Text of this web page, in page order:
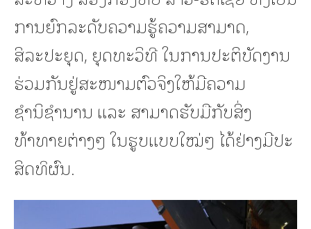
ການຍົກລະດັບຄວາມຮູ້ຄວາມສາມາດ,
ສິລະປະຍຸດ, ຍຸດທະວິທີ ໃນການປະຕິບັດງານ
ຮ່ວມກັນຢູ່ສະໜາມຕົວຈິງໃຫ້ມີຄວາມ
ຊຳນິຊຳນານ ແລະ ສາມາດຮັບມືກັບສິ່ງ
ທ້າທາຍຕ່າງໆ ໃນຮູບແບບໃໝ່ໆ ໄດ້ຢ່າງມີປະ
ສິດທິຜົນ.